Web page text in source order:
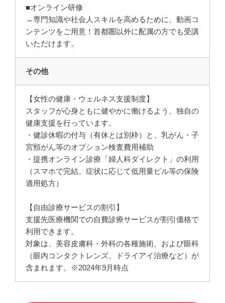
■オンライン研修
→専門知識や社会人スキルを高めるために、動画コ
ンテンツをご用意！首都圏以外に配属の方でも受講
いただけます。
その他
【女性の健康・ウェルネス支援制度】
スタッフが心身ともに健やかに働けるよう、独自の
健康支援を行っています。
・健診休暇の付与（有休とは別枠）と、乳がん・子
宮頸がん等のオプション検査費用補助
・提携オンライン診療「婦人科ダイレクト」の利用
（スマホで完結。症状に応じて低用量ピル等の保険
適用処方）
【自由診療サービスの割引】
支援先医療機関での自費診療サービスが割引価格で
利用できます。
対象は、美容皮膚科・外科の各種施術、および眼科
（眼内コンタクトレンズ、ドライアイ治療など）が
含まれます。※2024年9月時点